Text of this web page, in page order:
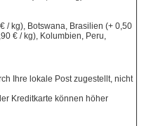
/ kg), Botswana, Brasilien (+ 0,50
€ / kg), Kolumbien, Peru,
Ihre lokale Post zugestellt, nicht
Kreditkarte können höher